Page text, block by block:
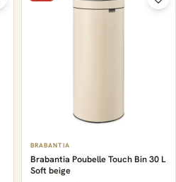
BRABANTIA
Brabantia Poubelle Touch Bin 30 L
Soft beige